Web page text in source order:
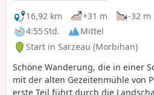
16,92 km
+31 m
-32 m
4:55 Std.
Mittel
Start in Sarzeau (Morbihan)
Schöne Wanderung, die in einer
mit der alten Gezeitenmühle von
erste Teil führt durch die